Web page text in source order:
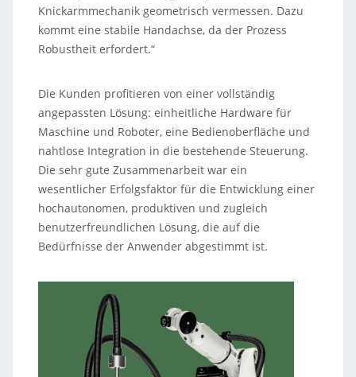
Knickarmmechanik geometrisch vermessen. Dazu
kommt eine stabile Handachse, da der Prozess
Robustheit erfordert.“
Die Kunden profitieren von einer vollständig
angepassten Lösung: einheitliche Hardware für
Maschine und Roboter, eine Bedienoberfläche und
nahtlose Integration in die bestehende Steuerung.
Die sehr gute Zusammenarbeit war ein
wesentlicher Erfolgsfaktor für die Entwicklung einer
hochautonomen, produktiven und zugleich
benutzerfreundlichen Lösung, die auf die
Bedürfnisse der Anwender abgestimmt ist.